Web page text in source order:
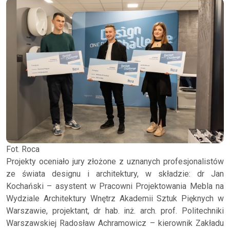
Fot. Roca
Projekty oceniało jury złożone z uznanych profesjonalistów
ze świata designu i architektury, w składzie: dr Jan
Kochański – asystent w Pracowni Projektowania Mebla na
Wydziale Architektury Wnętrz Akademii Sztuk Pięknych w
Warszawie, projektant, dr hab. inż. arch. prof. Politechniki
Warszawskiej Radosław Achramowicz – kierownik Zakładu